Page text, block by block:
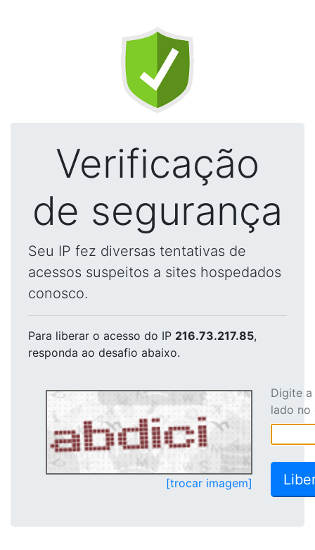
Verificação
de segurança
Seu IP fez diversas tentativas de
acessos suspeitos a sites hospedados
conosco.
Para liberar o acesso do IP 216.73.217.85,
responda ao desafio abaixo.
[trocar imagem]
Digite
lado no